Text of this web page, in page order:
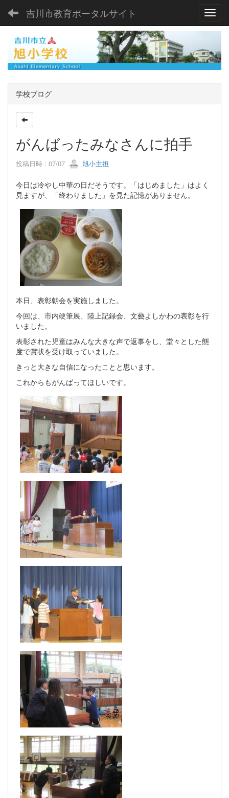
吉川市教育ポータルサイト
学校ブログ
がんばったみなさんに拍手
投稿日時 : 07/07 旭小主担
今日は冷やし中華の日だそうです。「はじめました」はよく
見ますが、「終わりました」を見た記憶がありません。
本日、表彰朝会を実施しました。
今回は、市内硬筆展、陸上記録会、文藝よしかわの表彰を行
いました。
表彰された児童はみんな大きな声で返事をし、堂々とした態
度で賞状を受け取っていました。
きっと大きな自信になったことと思います。
これからもがんばってほしいです。